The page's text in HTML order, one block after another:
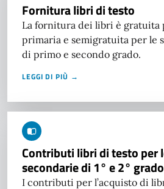
Fornitura libri di testo
La fornitura dei libri è gratuita
primaria e semigratuita per le
di primo e secondo grado.
LEGGI DI PIÙ →
Contributi libri di testo per
secondarie di 1° e 2° grado
I contributi per l’acquisto di